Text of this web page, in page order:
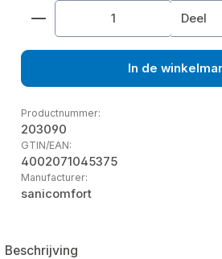
Producthoeveelheid: Voer
Deel
In de
Productnummer:
203090
GTIN/EAN:
4002071045375
Manufacturer:
sanicomfort
Beschrijving